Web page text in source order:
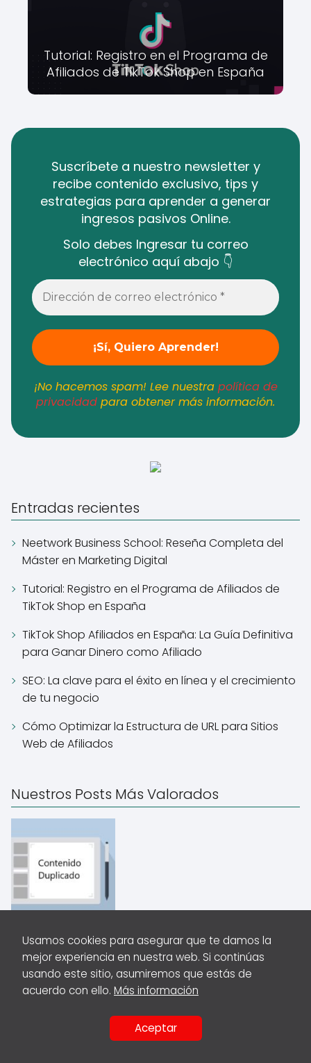
Tutorial: Registro en el Programa de
Afiliados de TikTok Shop en España
Suscríbete a nuestro newsletter y
recibe contenido exclusivo, tips y
estrategias para aprender a generar
ingresos pasivos Online.
Solo debes Ingresar tu correo
electrónico aquí abajo 👇
¡No hacemos spam! Lee nuestra política de
privacidad para obtener más información.
Entradas recientes
Neetwork Business School: Reseña Completa del
Máster en Marketing Digital
Tutorial: Registro en el Programa de Afiliados de
TikTok Shop en España
TikTok Shop Afiliados en España: La Guía Definitiva
para Ganar Dinero como Afiliado
SEO: La clave para el éxito en línea y el crecimiento
de tu negocio
Cómo Optimizar la Estructura de URL para Sitios
Web de Afiliados
Nuestros Posts Más Valorados
5 (2)
Entendiendo el contenido duplicado y su
Usamos cookies para asegurar que te damos la
mejor experiencia en nuestra web. Si continúas
usando este sitio, asumiremos que estás de
acuerdo con ello. Más información
Aceptar